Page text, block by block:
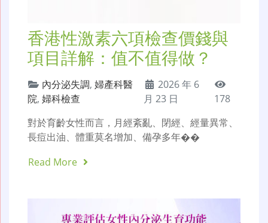
香港性激素六項檢查價錢與
項目詳解：值不值得做？
內分泌失調, 婦產科醫
院, 婦科檢查
2026 年 6
月 23 日
178
對於育齡女性而言，月經紊亂、閉經、經量異常、
長痘出油、體重莫名增加、備孕多年��
Read More